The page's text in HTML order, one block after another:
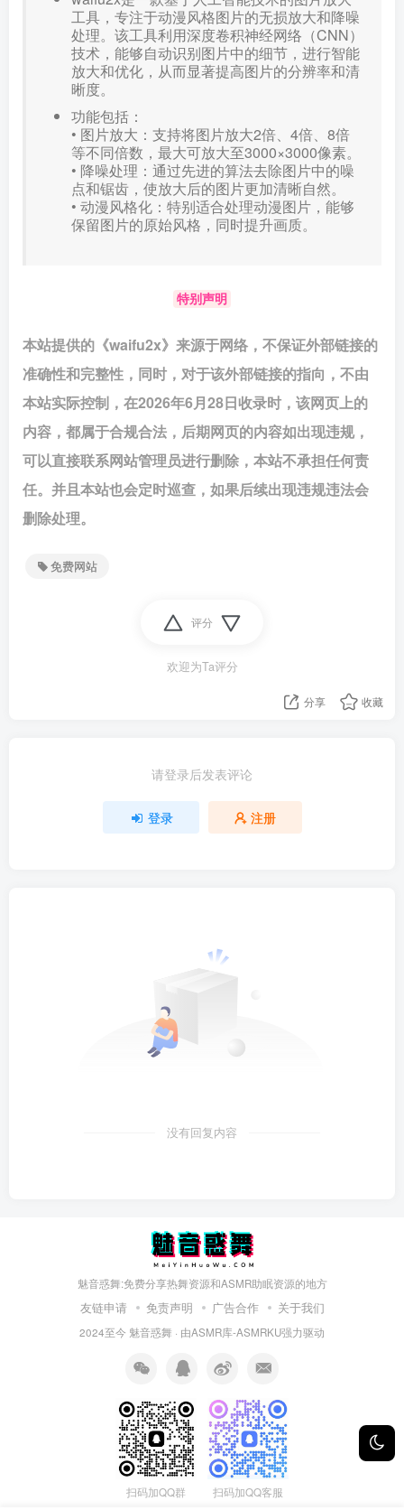
工具，专注于动漫风格图片的无损放大和降噪
处理。该工具利用深度卷积神经网络（CNN）
技术，能够自动识别图片中的细节，进行智能
放大和优化，从而显著提高图片的分辨率和清
晰度。
功能包括：
• 图片放大：支持将图片放大2倍、4倍、8倍
等不同倍数，最大可放大至3000×3000像素。
• 降噪处理：通过先进的算法去除图片中的噪
点和锯齿，使放大后的图片更加清晰自然。
• 动漫风格化：特别适合处理动漫图片，能够
保留图片的原始风格，同时提升画质。
特别声明
本站提供的《waifu2x》来源于网络，不保证外部链接的
准确性和完整性，同时，对于该外部链接的指向，不由
本站实际控制，在2026年6月28日收录时，该网页上的
内容，都属于合规合法，后期网页的内容如出现违规，
可以直接联系网站管理员进行删除，本站不承担任何责
任。并且本站也会定时巡查，如果后续出现违规违法会
删除处理。
免费网站
评分
欢迎为Ta评分
分享 收藏
请登录后发表评论
登录 注册
没有回复内容
魅音惑舞:免费分享热舞资源和ASMR助眠资源的地方
友链申请 免责声明 广告合作 关于我们
2024至今 魅音惑舞 · 由ASMR库-ASMRKU强力驱动
扫码加QQ群 扫码加QQ客服